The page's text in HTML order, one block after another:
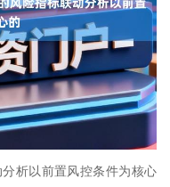
析以前置风控条件为核心